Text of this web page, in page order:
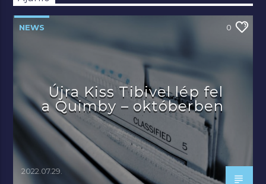
NEWS 0
Újra Kiss Tibivel lép fel
a Quimby – októberben
2022.07.29.